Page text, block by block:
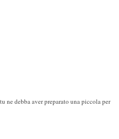
ne debba aver preparato una piccola per